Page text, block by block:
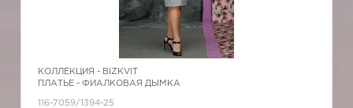
КОЛЛЕКЦИЯ - BIZKVIT
ПЛАТЬЕ - ФИАЛКОВАЯ ДЫМКА
116-7059/1394-25